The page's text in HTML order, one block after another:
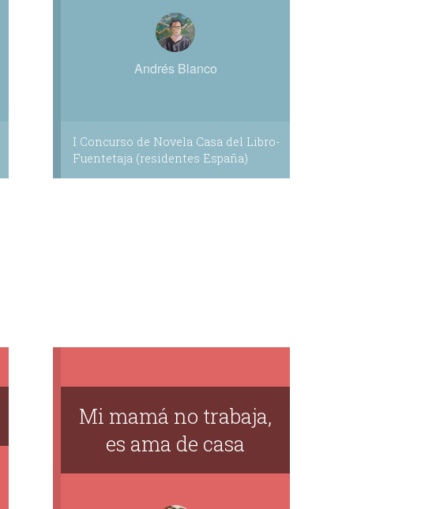
Andrés Blanco
I Concurso de Novela Casa del Libro-
Fuentetaja (residentes España)
Mi mamá no trabaja,
es ama de casa